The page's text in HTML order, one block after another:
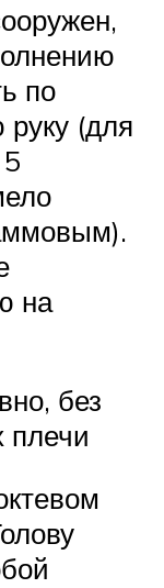
по
(для
на
без
плечи